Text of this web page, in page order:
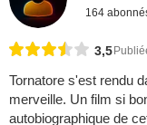
164
3,5
Tornatore s'est rendu
merveille. Un film si
autobiographique de